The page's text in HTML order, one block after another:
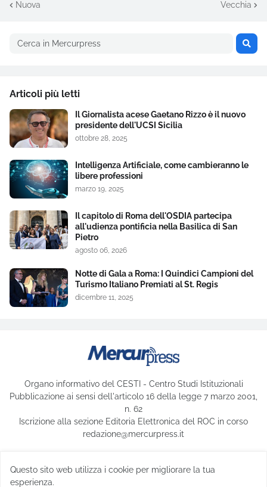
Nuova Vecchia
Articoli più letti
Il Giornalista acese Gaetano Rizzo è il nuovo
presidente dell'UCSI Sicilia
ottobre 28, 2025
Intelligenza Artificiale, come cambieranno le
libere professioni
marzo 19, 2025
Il capitolo di Roma dell'OSDIA partecipa
all'udienza pontificia nella Basilica di San
Pietro
agosto 06, 2026
Notte di Gala a Roma: I Quindici Campioni del
Turismo Italiano Premiati al St. Regis
dicembre 11, 2025
Organo informativo del CESTI - Centro Studi Istituzionali
Pubblicazione ai sensi dell'articolo 16 della legge 7 marzo 2001,
n. 62
Iscrizione alla sezione Editoria Elettronica del ROC in corso
redazione@mercurpress.it
© 2025 CESTI - Centro Studi Istituzionali, 00192 Roma -CF:
Questo sito web utilizza i cookie per migliorare la tua
esperienza.